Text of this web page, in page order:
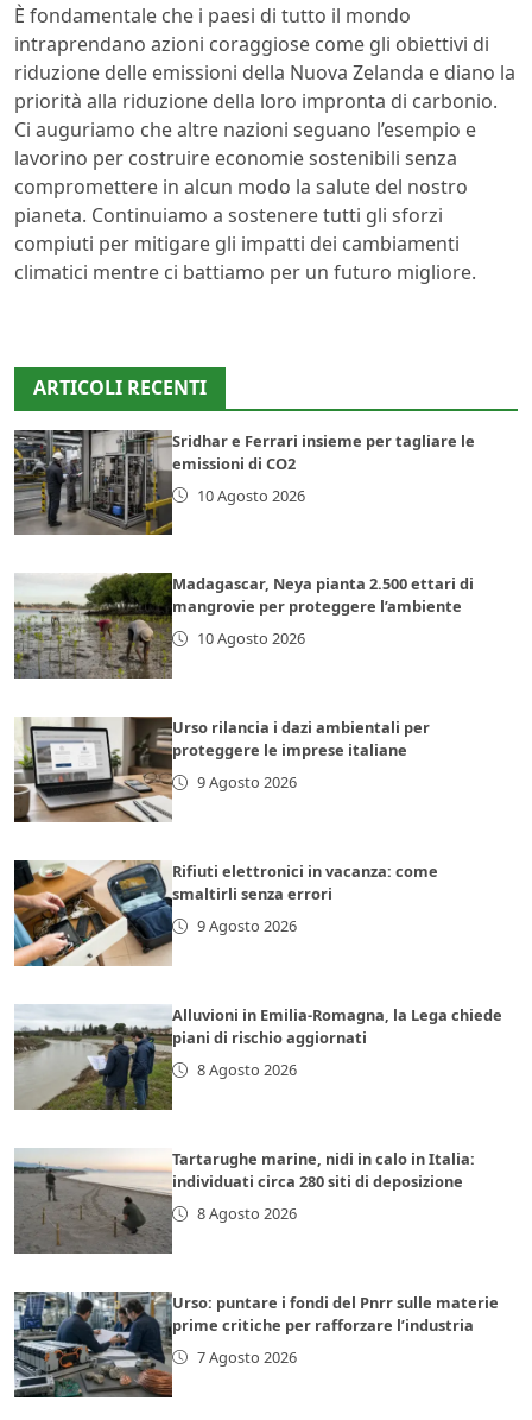
È fondamentale che i paesi di tutto il mondo
intraprendano azioni coraggiose come gli obiettivi di
riduzione delle emissioni della Nuova Zelanda e diano la
priorità alla riduzione della loro impronta di carbonio.
Ci auguriamo che altre nazioni seguano l’esempio e
lavorino per costruire economie sostenibili senza
compromettere in alcun modo la salute del nostro
pianeta. Continuiamo a sostenere tutti gli sforzi
compiuti per mitigare gli impatti dei cambiamenti
climatici mentre ci battiamo per un futuro migliore.
ARTICOLI RECENTI
Sridhar e Ferrari insieme per tagliare le
emissioni di CO2
10 Agosto 2026
Madagascar, Neya pianta 2.500 ettari di
mangrovie per proteggere l’ambiente
10 Agosto 2026
Urso rilancia i dazi ambientali per
proteggere le imprese italiane
9 Agosto 2026
Rifiuti elettronici in vacanza: come
smaltirli senza errori
9 Agosto 2026
Alluvioni in Emilia-Romagna, la Lega chiede
piani di rischio aggiornati
8 Agosto 2026
Tartarughe marine, nidi in calo in Italia:
individuati circa 280 siti di deposizione
8 Agosto 2026
Urso: puntare i fondi del Pnrr sulle materie
prime critiche per rafforzare l’industria
7 Agosto 2026